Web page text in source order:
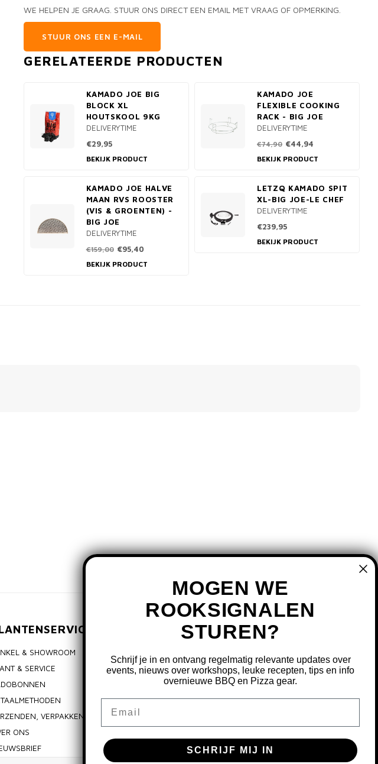
WE HELPEN JE GRAAG. STUUR ONS DIRECT EEN EMAIL MET VRAAG OF OPMERKING.
STUUR ONS EEN E-MAIL
GERELATEERDE PRODUCTEN
KAMADO JOE BIG
BLOCK XL
HOUTSKOOL 9KG
DELIVERYTIME
€29,95
BEKIJK PRODUCT
KAMADO JOE
FLEXIBLE COOKING
RACK - BIG JOE
DELIVERYTIME
€74,90 €44,94
BEKIJK PRODUCT
KAMADO JOE HALVE
MAAN RVS ROOSTER
(VIS & GROENTEN) -
BIG JOE
DELIVERYTIME
€159,00 €95,40
BEKIJK PRODUCT
LETZQ KAMADO SPIT
XL-BIG JOE-LE CHEF
DELIVERYTIME
€239,95
BEKIJK PRODUCT
& SHOWROOM
& SERVICE
VERPAKKEN & RETOURNEREN
ONS
MIJN ACCOUNT
MIJN BESTELLINGEN
MIJN TICKETS
MIJN VERLANGLIJST
MOGEN WE
ROOKSIGNALEN
STUREN?
Schrijf je in en ontvang regelmatig relevante updates over
events, nieuws over workshops, leuke recepten, tips en info
overnieuwe BBQ en Pizza gear.
SCHRIJF MIJ IN